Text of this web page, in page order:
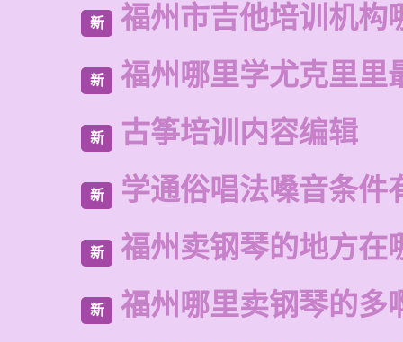
新 福州市吉他培训机构
新 福州哪里学尤克里里
新 古筝培训内容编辑
新 学通俗唱法嗓音条件
新 福州卖钢琴的地方在
新 福州哪里卖钢琴的多